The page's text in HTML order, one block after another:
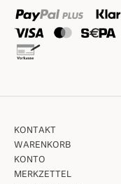
KONTAKT
WARENKORB
KONTO
MERKZETTEL